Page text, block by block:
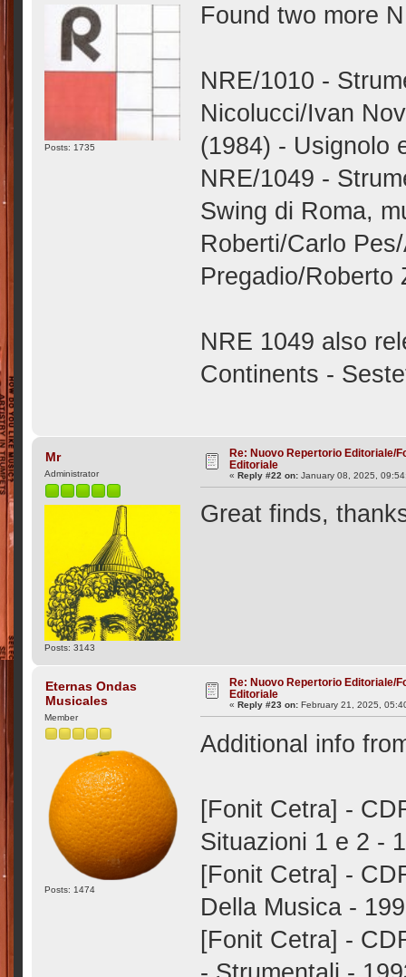
Posts: 1735
Found two more
NRE/1010 -
Nicolucci/Ivan
(1984) - Usignolo
NRE/1049 -
Swing di Roma,
Roberti/Carlo
Pregadio/Roberto
NRE 1049 also
Continents -
Mr
Administrator
Posts: 3143
Re: Nuovo Repertorio Editoriale/
Editoriale
«Reply #22 on: January 08, 2025,
Great finds,
Eternas Ondas
Musicales
Member
Posts: 1474
Re: Nuovo Repertorio Editoriale/
Editoriale
«Reply #23 on: February 21, 2025,
Additional info
[Fonit Cetra] -
Situazioni 1 e 2 -
[Fonit Cetra] -
Della Musica -
[Fonit Cetra] -